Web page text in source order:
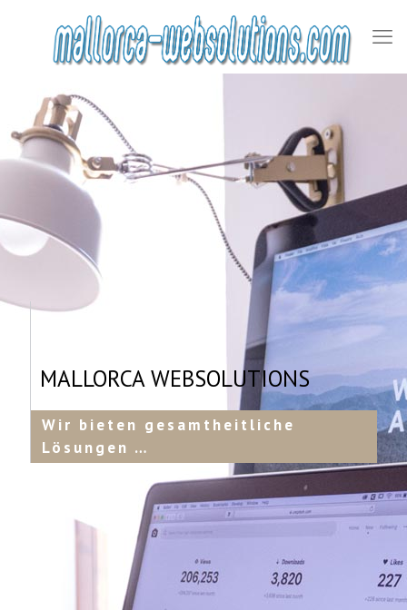
MALLORCA WEBSOLUTIONS
Wir bieten gesamtheitliche
Lösungen …